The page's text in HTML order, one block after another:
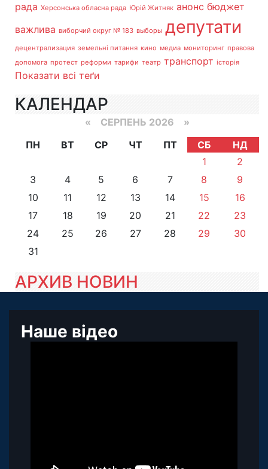
рада Херсонська обласна рада Юрій Житняк анонс бюджет
важлива виборчий округ № 183 выборы депутати
децентрализация земельні питання кино медиа мониторинг правова
допомога протест реформи тарифи театр транспорт історія
Показати всі теґи
КАЛЕНДАР
« СЕРПЕНЬ 2026 »
ПН
ВТ СР ЧТ ПТ СБ
НД
1
2
3
4 5 6 7 8
9
10
11 12 13 14 15
16
17
18 19 20 21 22
23
24
25 26 27 28 29
30
31
АРХИВ НОВИН
Наше відео